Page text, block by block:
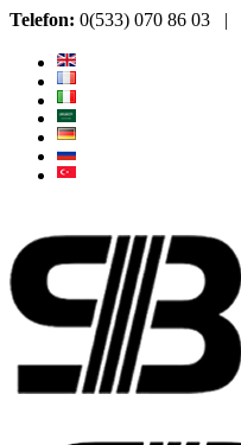
Telefon: 0(533) 070 86 03 |